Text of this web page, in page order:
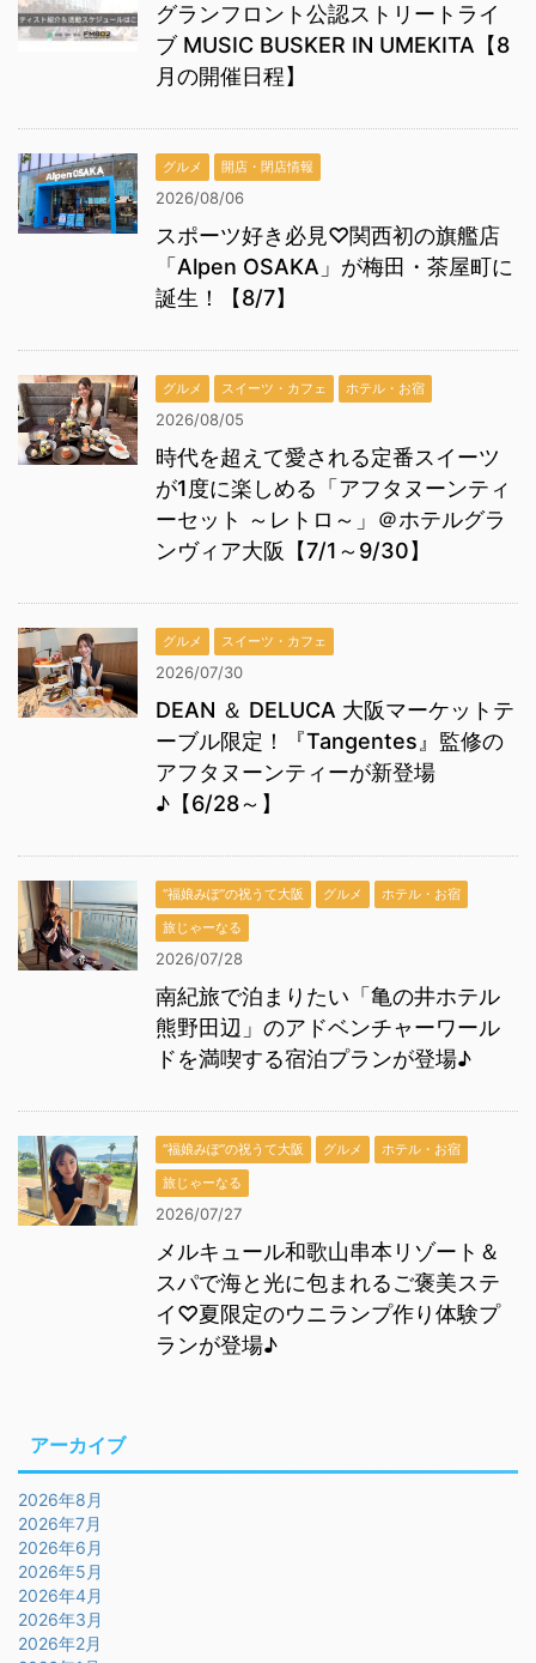
グランフロント公認ストリートライ
ブ MUSIC BUSKER IN UMEKITA【8
月の開催日程】
グルメ 開店・閉店情報
2026/08/06
スポーツ好き必見♡関西初の旗艦店
「Alpen OSAKA」が梅田・茶屋町に
誕生！【8/7】
グルメ スイーツ・カフェ ホテル・お宿
2026/08/05
時代を超えて愛される定番スイーツ
が1度に楽しめる「アフタヌーンティ
ーセット ～レトロ～」＠ホテルグラ
ンヴィア大阪【7/1～9/30】
グルメ スイーツ・カフェ
2026/07/30
DEAN ＆ DELUCA 大阪マーケットテ
ーブル限定！『Tangentes』監修の
アフタヌーンティーが新登場
♪【6/28～】
“福娘みぽ”の祝うて大阪 グルメ
ホテル・お宿
旅じゃーなる
2026/07/28
南紀旅で泊まりたい「亀の井ホテル
熊野田辺」のアドベンチャーワール
ドを満喫する宿泊プランが登場♪
“福娘みぽ”の祝うて大阪 グルメ
ホテル・お宿
旅じゃーなる
2026/07/27
メルキュール和歌山串本リゾート＆
スパで海と光に包まれるご褒美ステ
イ♡夏限定のウニランプ作り体験プ
ランが登場♪
アーカイブ
2026年8月
2026年7月
2026年6月
2026年5月
2026年4月
2026年3月
2026年2月